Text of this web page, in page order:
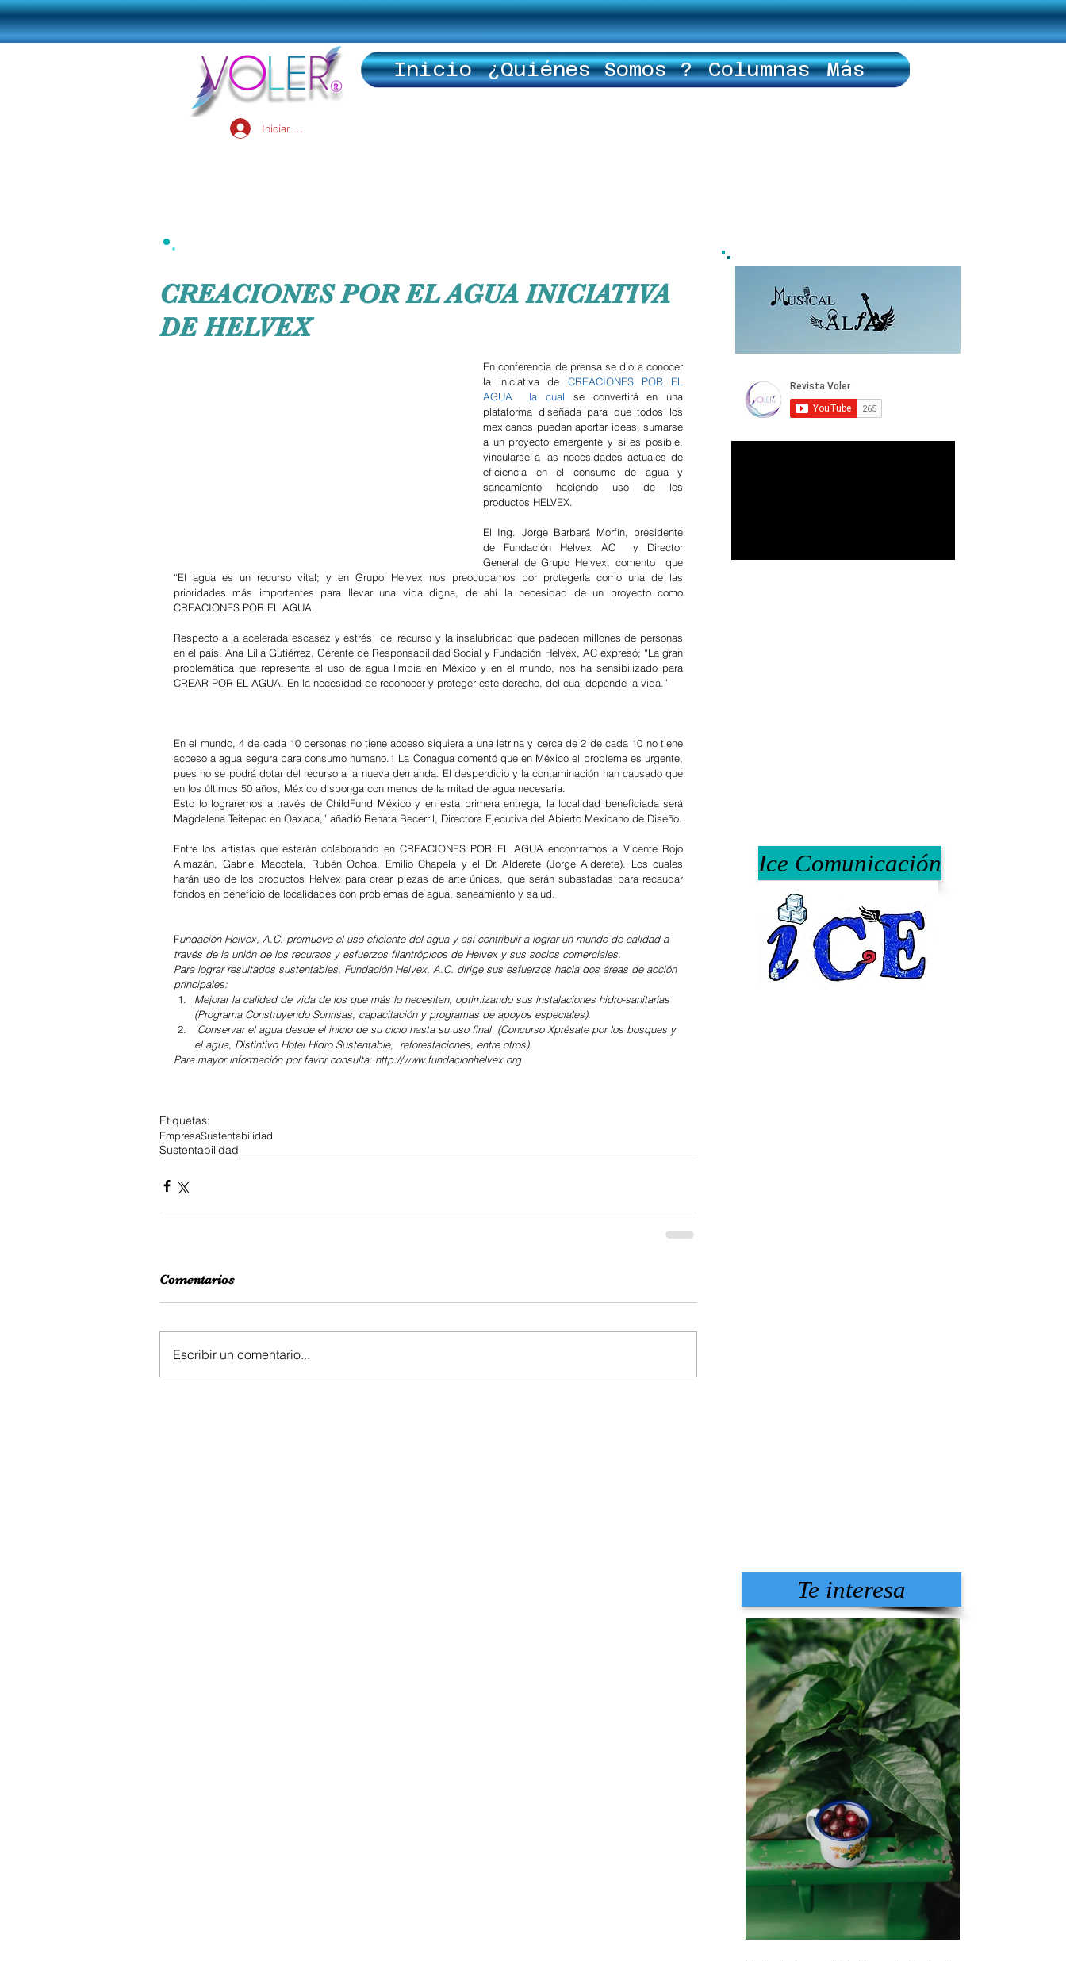
Inicio ¿Quiénes Somos ? Columnas Más
Iniciar sesión
CREACIONES POR EL AGUA INICIATIVA
DE HELVEX
En conferencia de prensa se dio a conocer
la iniciativa de CREACIONES POR EL
AGUA  la cual se convertirá en una
plataforma diseñada para que todos los
mexicanos puedan aportar ideas, sumarse
a un proyecto emergente y si es posible,
vincularse a las necesidades actuales de
eficiencia en el consumo de agua y
saneamiento haciendo uso de los
productos HELVEX.
El Ing. Jorge Barbará Morfín, presidente
de Fundación Helvex AC  y Director
General de Grupo Helvex, comento  que
“El agua es un recurso vital; y en Grupo Helvex nos preocupamos por protegerla como una de las
prioridades más importantes para llevar una vida digna, de ahí la necesidad de un proyecto como
CREACIONES POR EL AGUA.
Respecto a la acelerada escasez y estrés  del recurso y la insalubridad que padecen millones de personas
en el país, Ana Lilia Gutiérrez, Gerente de Responsabilidad Social y Fundación Helvex, AC expresó; “La gran
problemática que representa el uso de agua limpia en México y en el mundo, nos ha sensibilizado para
CREAR POR EL AGUA. En la necesidad de reconocer y proteger este derecho, del cual depende la vida.”
En el mundo, 4 de cada 10 personas no tiene acceso siquiera a una letrina y cerca de 2 de cada 10 no tiene
acceso a agua segura para consumo humano.1 La Conagua comentó que en México el problema es urgente,
pues no se podrá dotar del recurso a la nueva demanda. El desperdicio y la contaminación han causado que
en los últimos 50 años, México disponga con menos de la mitad de agua necesaria.
Esto lo lograremos a través de ChildFund México y en esta primera entrega, la localidad beneficiada será
Magdalena Teitepac en Oaxaca,” añadió Renata Becerril, Directora Ejecutiva del Abierto Mexicano de Diseño.
Entre los artistas que estarán colaborando en CREACIONES POR EL AGUA encontramos a Vicente Rojo
Almazán, Gabriel Macotela, Rubén Ochoa, Emilio Chapela y el Dr. Alderete (Jorge Alderete). Los cuales
harán uso de los productos Helvex para crear piezas de arte únicas, que serán subastadas para recaudar
fondos en beneficio de localidades con problemas de agua, saneamiento y salud.
Fundación Helvex, A.C. promueve el uso eficiente del agua y así contribuir a lograr un mundo de calidad a
través de la unión de los recursos y esfuerzos filantrópicos de Helvex y sus socios comerciales.
Para lograr resultados sustentables, Fundación Helvex, A.C. dirige sus esfuerzos hacia dos áreas de acción
principales:
Mejorar la calidad de vida de los que más lo necesitan, optimizando sus instalaciones hidro-sanitarias
(Programa Construyendo Sonrisas, capacitación y programas de apoyos especiales).
el agua, Distintivo Hotel Hidro Sustentable,  reforestaciones, entre otros).
Para mayor información por favor consulta: http://www.fundacionhelvex.org
Etiquetas:
EmpresaSustentabilidad
Sustentabilidad
Comentarios
Escribir un comentario...
Ice Comunicación
Te interesa